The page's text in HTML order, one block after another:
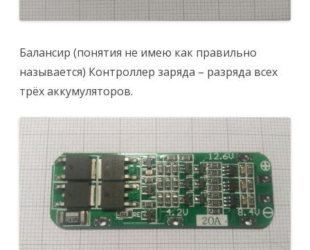
Балансир (понятия не имею как правильно
называется) Контроллер заряда – разряда всех
трёх аккумуляторов.